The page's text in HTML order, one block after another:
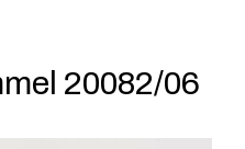
20082/06